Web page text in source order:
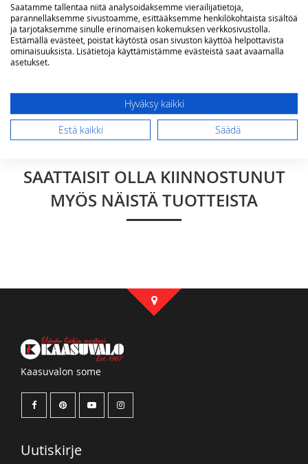
Arvostelu
Lähetä arvostelu
SAATTAISIT OLLA KIINNOSTUNUT
MYÖS NÄISTÄ TUOTTEISTA
Kaasuvalon some
Uutiskirje
Saatamme tallentaa niitä analysoidaksemme vierailijatietoja,
parannellaksemme sivustoamme, esittääksemme henkilökohtaista sisältöä
ja tarjotaksemme sinulle erinomaisen kokemuksen verkkosivustolla.
Estämällä evästeet, poistat käytöstä osan sivuston käyttöä helpottavista
ominaisuuksista. Lisätietoja käyttämistämme evästeistä saat avaamalla
asetukset.
Hyväksy kaikki
Estä kaikki Säädä